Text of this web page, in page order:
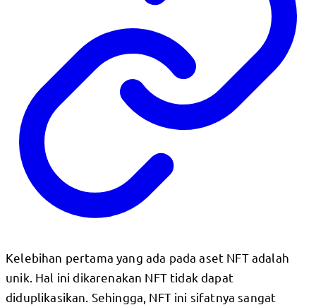
Kelebihan pertama yang ada pada aset NFT adalah
unik. Hal ini dikarenakan NFT tidak dapat
diduplikasikan. Sehingga, NFT ini sifatnya sangat